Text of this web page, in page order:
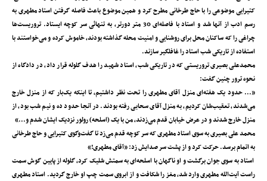
کتیرایی موضوعی را با حاج طرخانی مطرح کرد و همین موضوع باعث فاصله گرفتن استاد مطهری به
رسم ادب از آنها شد و استاد با فاصله‌ای 30 متر دورتر‌، به تنهائی سر کوچه ایستاد. تروریست‌ها
چراغی را که ساکنان محل برای روشنایی و امنیت محله گذاشته بودند‌، خاموش کرده و می‌خواستند با
استفاده از تاریکی شب استاد را غافلگیر سازند.
محمدعلی بصیری تروریستی که در تاریکی شب، استاد شهید را هدف گلوله قرار داد‌، در دادگاه از
نحوه ترور چنین گفت:
«... حدود یک هفته‌ای منزل آقای مطهری را تحت نظر داشتیم، تا اینکه یک‌بار که از منزل خارج
می‌شدند، تعقیب‌شان کردیم، به منزل آقای سحابی رفته بودند. در آنجا حدود ده و نیم شب بود، از
منزل خارج شدند و در عرض خیابان قدم می‌زدند، من با یک (اسلحه) رولور نزدیک ایشان شدم و...»
محمد علی بصیری به سوی استاد مطهری که سر کوچه قدم می‌زد تا گفت‌و‌گوی کتیرایی و حاج طرخانی
به اتمام برسد. حرکت کرد و از پشت سر صدایش زد: «آقای مطهری!»
استاد به سوی جوان برگشت و او ناگهان با اسلحه‌ای به سمتش شلیک کرد، گلوله از پایین گوش سمت
راست آیت‌الله مطهری وارد شد، مغز را شکافت و از ابروی سمت چپ او خارج گردید. استاد مطهری